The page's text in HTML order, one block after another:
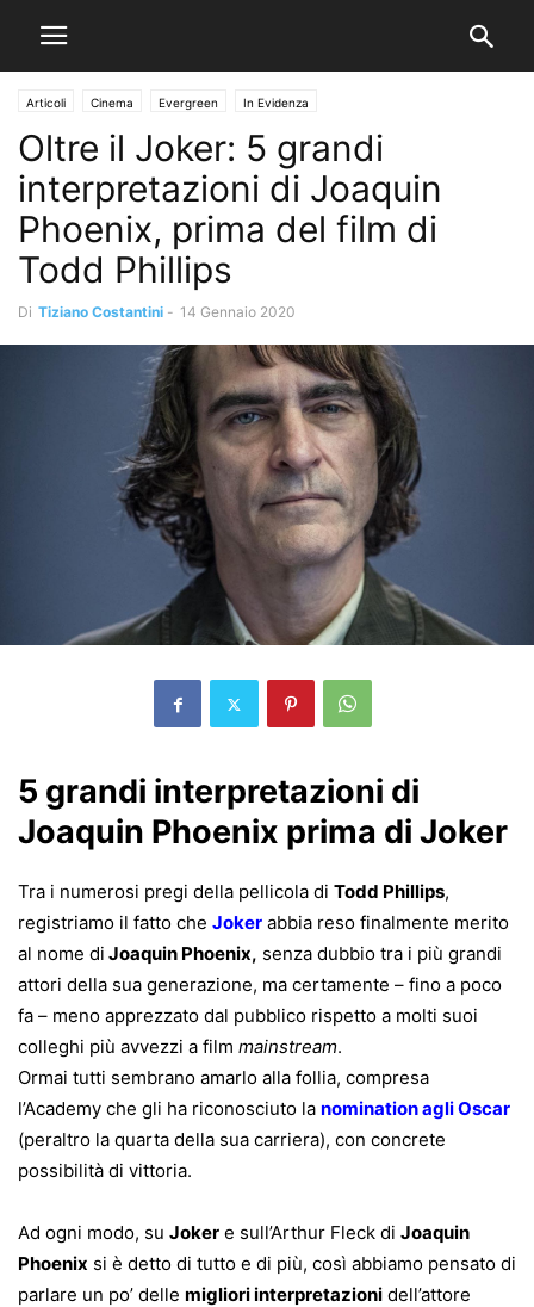
Articoli Cinema Evergreen In Evidenza
Oltre il Joker: 5 grandi
interpretazioni di Joaquin
Phoenix, prima del film di
Todd Phillips
Di Tiziano Costantini - 14 Gennaio 2020
5 grandi interpretazioni di
Joaquin Phoenix prima di Joker
Tra i numerosi pregi della pellicola di Todd Phillips,
registriamo il fatto che Joker abbia reso finalmente merito
al nome di Joaquin Phoenix, senza dubbio tra i più grandi
attori della sua generazione, ma certamente – fino a poco
fa – meno apprezzato dal pubblico rispetto a molti suoi
colleghi più avvezzi a film mainstream.
Ormai tutti sembrano amarlo alla follia, compresa
l’Academy che gli ha riconosciuto la nomination agli Oscar
(peraltro la quarta della sua carriera), con concrete
possibilità di vittoria.
Ad ogni modo, su Joker e sull’Arthur Fleck di Joaquin
Phoenix si è detto di tutto e di più, così abbiamo pensato di
parlare un po’ delle migliori interpretazioni dell’attore